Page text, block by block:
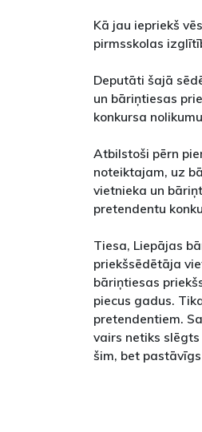
Kā jau iepriekš
pirmsskolas
Deputāti šajā
un bāriņtiesas
konkursa
Atbilstoši pērn
noteiktajam, uz
vietnieka un
pretendentu
Tiesa, Liepājas
priekšsēdētāja
bāriņtiesas
piecus gadus.
pretendentiem.
vairs netiks
šim, bet